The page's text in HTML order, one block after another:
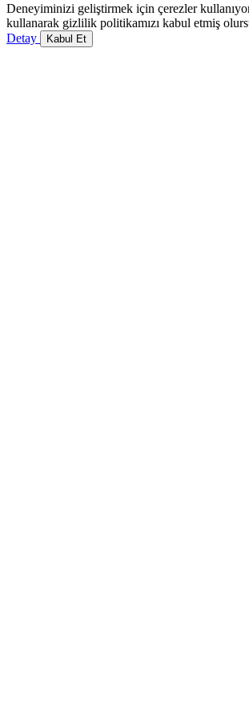
Deneyiminizi geliştirmek için çerezler
kullanarak gizlilik politikamızı kabul etmiş
Detay
Kabul Et